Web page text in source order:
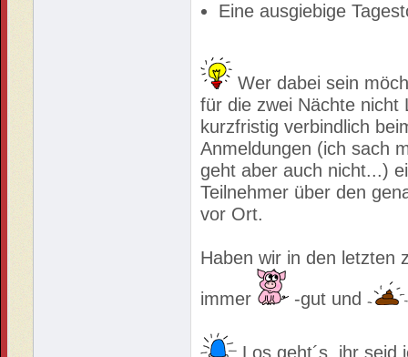
Eine ausgiebige
Wer dabei sein
für die zwei Nächte nicht
kurzfristig verbindlich
Anmeldungen (ich sach
geht aber auch nicht...)
Teilnehmer über den
vor Ort.
Haben wir in den letzten
immer -gut und
Los geht´s, ihr